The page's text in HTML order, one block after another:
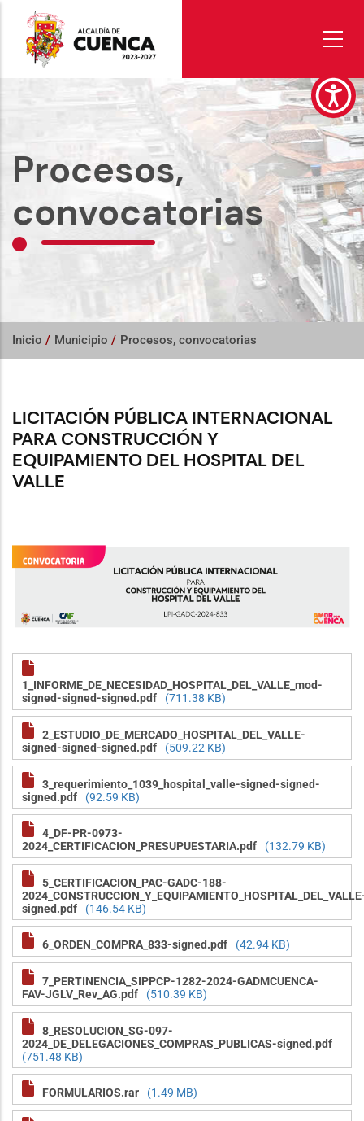
contenido
principal
Procesos,
convocatorias
Inicio / Municipio / Procesos, convocatorias
LICITACIÓN PÚBLICA INTERNACIONAL
PARA CONSTRUCCIÓN Y
EQUIPAMIENTO DEL HOSPITAL DEL
VALLE
1_INFORME_DE_NECESIDAD_HOSPITAL_DEL_VALLE_mod-
signed-signed-signed.pdf
(711.38 KB)
2_ESTUDIO_DE_MERCADO_HOSPITAL_DEL_VALLE-
signed-signed-signed.pdf
(509.22 KB)
3_requerimiento_1039_hospital_valle-signed-signed-
signed.pdf
(92.59 KB)
4_DF-PR-0973-
2024_CERTIFICACION_PRESUPUESTARIA.pdf
(132.79 KB)
5_CERTIFICACION_PAC-GADC-188-
signed.pdf
(146.54 KB)
6_ORDEN_COMPRA_833-signed.pdf (42.94 KB)
7_PERTINENCIA_SIPPCP-1282-2024-GADMCUENCA-
FAV-JGLV_Rev_AG.pdf
(510.39 KB)
8_RESOLUCION_SG-097-
2024_DE_DELEGACIONES_COMPRAS_PUBLICAS-signed.pdf
(751.48 KB)
FORMULARIOS.rar (1.49 MB)